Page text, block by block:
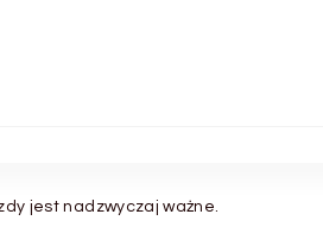
jest nadzwyczaj ważne.